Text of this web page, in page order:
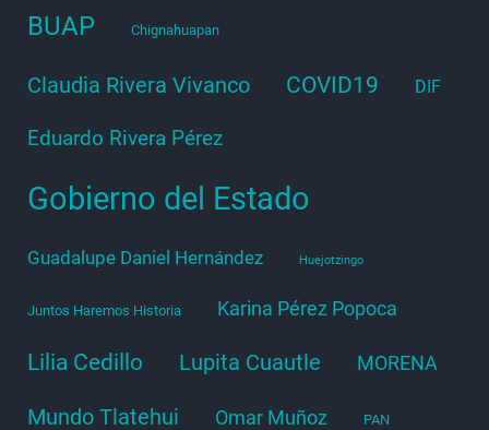
BUAP Chignahuapan
Claudia Rivera Vivanco COVID19 DIF
Eduardo Rivera Pérez
Gobierno del Estado
Guadalupe Daniel Hernández Huejotzingo
Juntos Haremos Historia Karina Pérez Popoca
Lilia Cedillo Lupita Cuautle MORENA
Mundo Tlatehui Omar Muñoz PAN